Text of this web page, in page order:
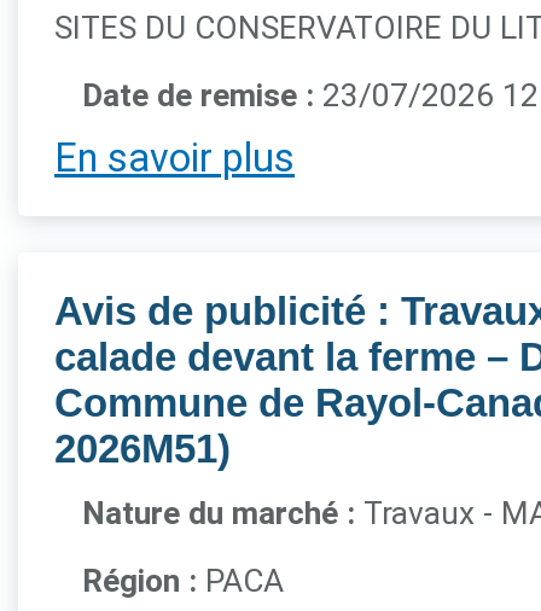
SITES DU CONSERVATOIRE DU
Date de remise : 23/07/2026
En savoir plus
Avis de publicité :
calade devant la ferme –
Commune de Rayol-
2026M51)
Nature du marché : Travaux -
Région : PACA